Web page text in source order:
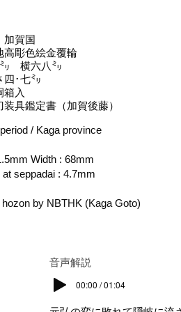
賀国
高彫色絵金覆輪
㍉ 横六八㍉
四･七㍉
箱入
具鑑定書（加賀後藤）
/ Kaga province
Width : 68mm
seppadai : 4.7mm
hozon by NBTHK (Kaga Goto)
​音声解説
00:00 / 01:04